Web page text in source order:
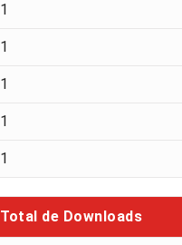
1
1
1
1
1
Total de Downloads